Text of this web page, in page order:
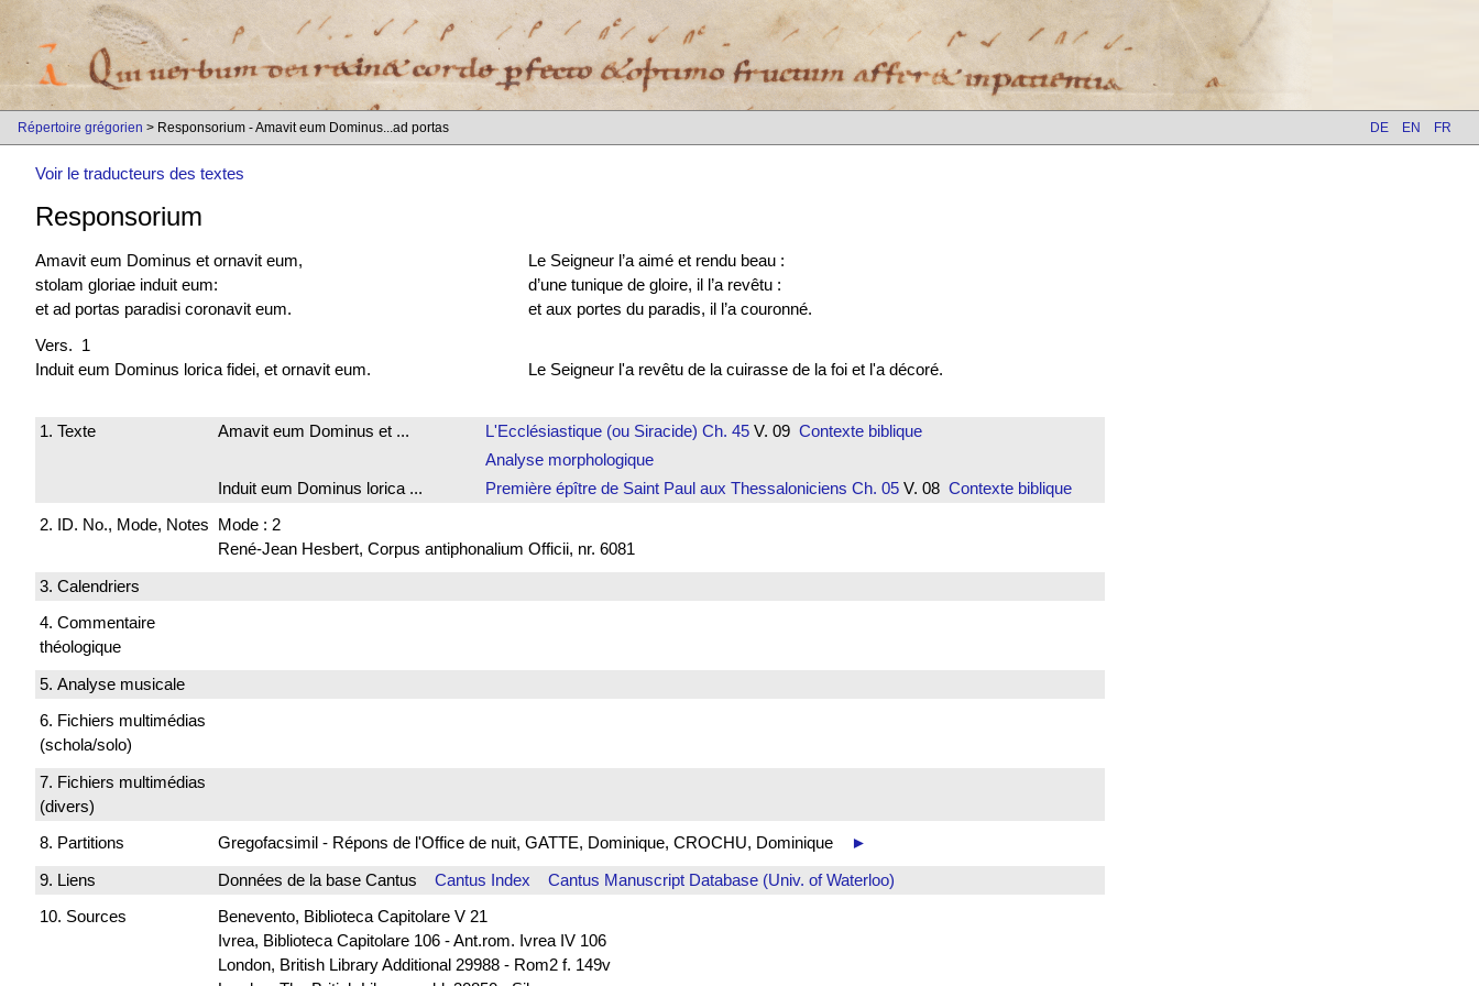
Répertoire grégorien > Responsorium - Amavit eum Dominus...ad portas DE EN FR
Voir le traducteurs des textes
Responsorium
Amavit eum Dominus et ornavit eum,
stolam gloriae induit eum:
et ad portas paradisi coronavit eum.
Le Seigneur l’a aimé et rendu beau :
d’une tunique de gloire, il l’a revêtu :
et aux portes du paradis, il l’a couronné.
Vers. 1
Induit eum Dominus lorica fidei, et ornavit eum.
Le Seigneur l'a revêtu de la cuirasse de la foi et l'a décoré.
1. Texte Amavit eum Dominus et ... L'Ecclésiastique (ou Siracide) Ch. 45V. 09 Contexte biblique
Analyse morphologique
Induit eum Dominus lorica ...
Première épître de Saint Paul aux Thessaloniciens Ch. 05V. 08 Contexte biblique
2. ID. No., Mode, Notes Mode : 2
René-Jean Hesbert, Corpus antiphonalium Officii, nr. 6081
3. Calendriers
4. Commentaire
théologique
5. Analyse musicale
6. Fichiers multimédias
(schola/solo)
7. Fichiers multimédias
(divers)
8. Partitions
Gregofacsimil - Répons de l'Office de nuit, GATTE, Dominique, CROCHU, Dominique
►
9. Liens
Données de la base Cantus Cantus Index
Cantus Manuscript Database (Univ. of Waterloo)
10. Sources
Benevento, Biblioteca Capitolare V 21
Ivrea, Biblioteca Capitolare 106 - Ant.rom. Ivrea IV 106
London, British Library Additional 29988 - Rom2 f. 149v